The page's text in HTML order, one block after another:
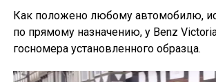
Как положено любому автомобилю,
по прямому назначению, у Benz
госномера установленного образца.